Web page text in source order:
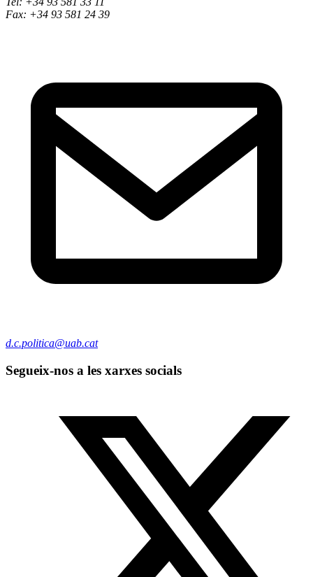
Fax: +34 93 581 24 39
d.c.politica@uab.cat
Segueix-nos a les xarxes socials